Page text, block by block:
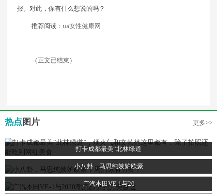
报。对此，你有什么想说的吗？
推荐阅读： ua女性健康网
（正文已结束）
热点 图片 更多>>
打卡成都最美“北林绿道
小八卦，马思纯嫉妒欧豪
广汽本田VE-1与20